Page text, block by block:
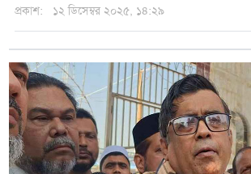
প্রকাশ: ১২ ডিসেম্বর ২০২৫, ১৪:২৯